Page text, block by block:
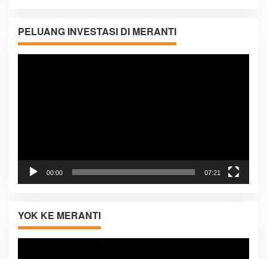
PELUANG INVESTASI DI MERANTI
Pemutar
00:00 07:21
YOK KE MERANTI